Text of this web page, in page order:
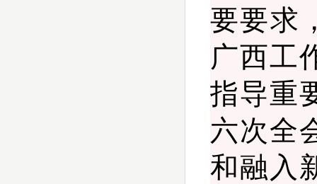
要要求
广西工
指导重
六次全
和融入